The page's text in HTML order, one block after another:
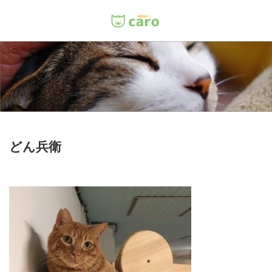
どん兵衛
Menu
ホーム
料金
里親について